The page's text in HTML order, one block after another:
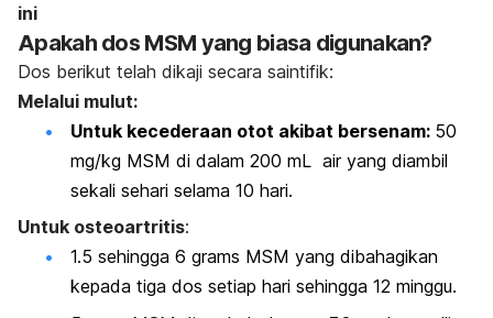
ini
Apakah dos MSM yang biasa digunakan?
Dos berikut telah dikaji secara saintifik:
Melalui mulut:
Untuk kecederaan otot akibat bersenam: 50
mg/kg MSM di dalam 200 mL air yang diambil
sekali sehari selama 10 hari.
Untuk osteoartritis:
1.5 sehingga 6 grams MSM yang dibahagikan
kepada tiga dos setiap hari sehingga 12 minggu.